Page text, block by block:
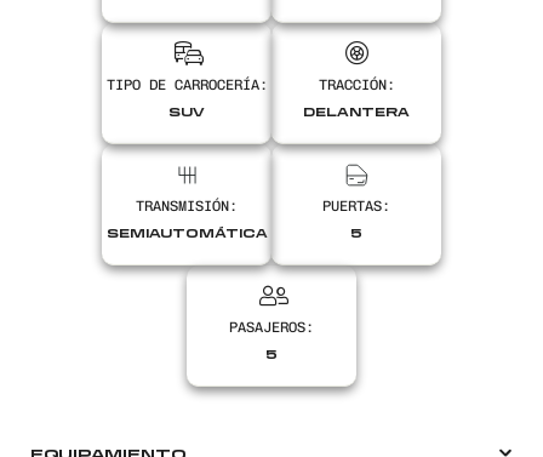
TIPO DE CARROCERÍA:
SUV
TRACCIÓN:
DELANTERA
TRANSMISIÓN:
SEMIAUTOMÁTICA
PUERTAS:
5
PASAJEROS:
5
EQUIPAMIENTO